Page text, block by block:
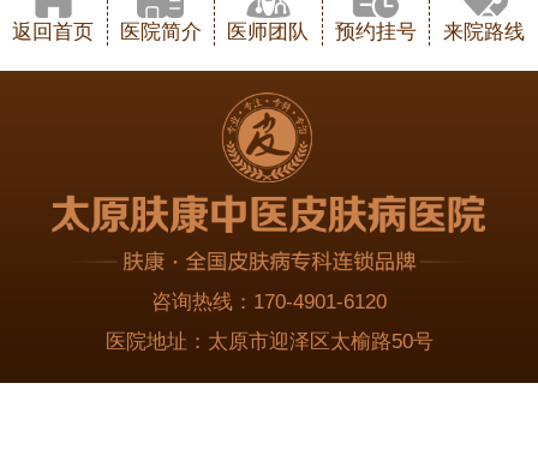
返回首页 医院简介 医师团队 预约挂号 来院路线
咨询热线： 170-4901-6120
医院地址： 太原市迎泽区太榆路50号